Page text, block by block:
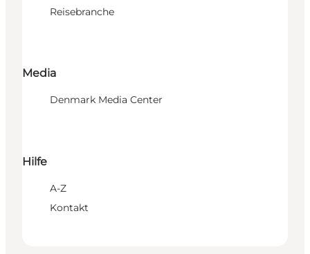
Reisebranche
Media
Denmark Media Center
Hilfe
A-Z
Kontakt